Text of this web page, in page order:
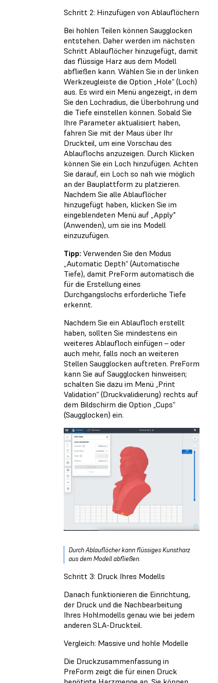
Schritt 2: Hinzufügen von Ablauflöchern
Bei hohlen Teilen können Saugglocken
entstehen. Daher werden im nächsten
Schritt Ablauflöcher hinzugefügt, damit
das flüssige Harz aus dem Modell
abfließen kann. Wählen Sie in der linken
Werkzeugleiste die Option „Hole“ (Loch)
aus. Es wird ein Menü angezeigt, in dem
Sie den Lochradius, die Überbohrung und
die Tiefe einstellen können. Sobald Sie
Ihre Parameter aktualisiert haben,
fahren Sie mit der Maus über Ihr
Druckteil, um eine Vorschau des
Ablauflochs anzuzeigen. Durch Klicken
können Sie ein Loch hinzufügen. Achten
Sie darauf, ein Loch so nah wie möglich
an der Bauplattform zu platzieren.
Nachdem Sie alle Ablauflöcher
hinzugefügt haben, klicken Sie im
eingeblendeten Menü auf „Apply"
(Anwenden), um sie ins Modell
einzuzufügen.
Tipp: Verwenden Sie den Modus
„Automatic Depth“ (Automatische
Tiefe), damit PreForm automatisch die
für die Erstellung eines
Durchgangslochs erforderliche Tiefe
erkennt.
Nachdem Sie ein Ablaufloch erstellt
haben, sollten Sie mindestens ein
weiteres Ablaufloch einfügen – oder
auch mehr, falls noch an weiteren
Stellen Saugglocken auftreten. PreForm
kann Sie auf Saugglocken hinweisen;
schalten Sie dazu im Menü „Print
Validation“ (Druckvalidierung) rechts auf
dem Bildschirm die Option „Cups“
(Saugglocken) ein.
Durch Ablauflöcher kann flüssiges Kunstharz
aus dem Modell abfließen.
Schritt 3: Druck Ihres Modells
Danach funktionieren die Einrichtung,
der Druck und die Nachbearbeitung
Ihres Hohlmodells genau wie bei jedem
anderen SLA-Druckteil.
Vergleich: Massive und hohle Modelle
Die Druckzusammenfassung in
PreForm zeigt die für einen Druck